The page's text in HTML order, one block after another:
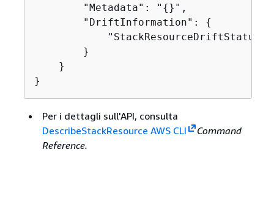
        "Metadata": "
{}",
        "DriftInformation":
{
        }
    }
}
Per i dettagli sull'API, consulta
DescribeStackResource AWS CLI
Command
Reference.